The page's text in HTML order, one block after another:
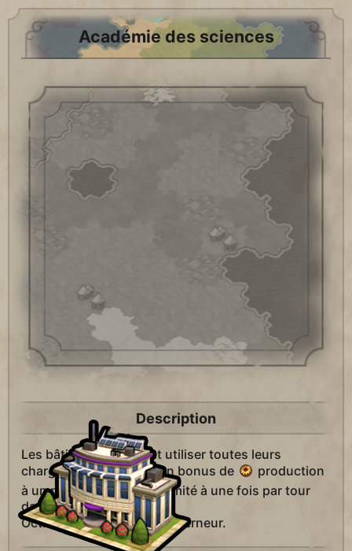
Académie des sciences
Description
Les bâtisseurs peuvent utiliser toutes leurs
charges pour octroyer un bonus de
production
à un projet de quartier. Limité à une fois par tour
dans chaque ville.
Octroie un titre de
gouverneur.